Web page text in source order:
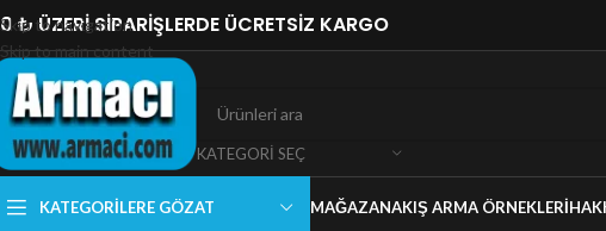
Skip to navigation
Skip to main content
₺ ÜZERİ SİPARİŞLERDE ÜCRETSİZ KARGO
KATEGORI SEÇ
KATEGORILERE GÖZAT MAĞAZANAKIŞ ARMA ÖRNEKLERI